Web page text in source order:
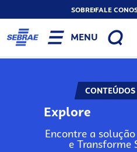
SOBREFALE
MENU
Explore
Encontre a
e Transforme